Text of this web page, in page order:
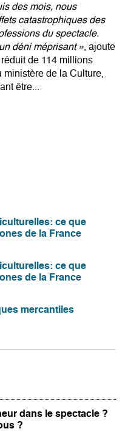
des mois, nous
catastrophiques des
du spectacle.
déni méprisant », ajoute
de 114 millions
ministère de la Culture,
être...
ce que
de la France
ce que
de la France
mercantiles
dans le spectacle ?
?